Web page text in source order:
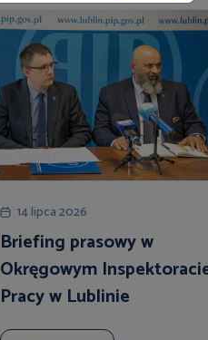
14 lipca 2026
Briefing prasowy w
Okręgowym
Pracy w Lublinie